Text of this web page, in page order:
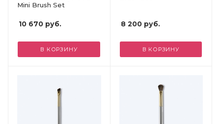
Mini Brush Set
10 670 руб.
В КОРЗИНУ
8 200руб.
В КОРЗИНУ